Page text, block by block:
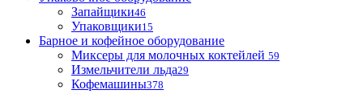
Запайщики46
Упаковщики15
Барное и кофейное оборудование
Миксеры для молочных коктейлей 59
Измельчители льда29
Кофемашины378